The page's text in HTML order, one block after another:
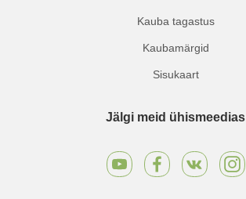
Kauba tagastus
Kaubamärgid
Sisukaart
Jälgi meid ühismeedias